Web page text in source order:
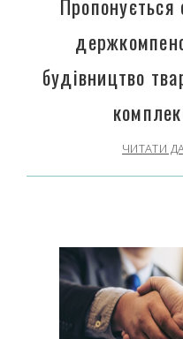
Пропонується
будівництво
ЧИТАТИ